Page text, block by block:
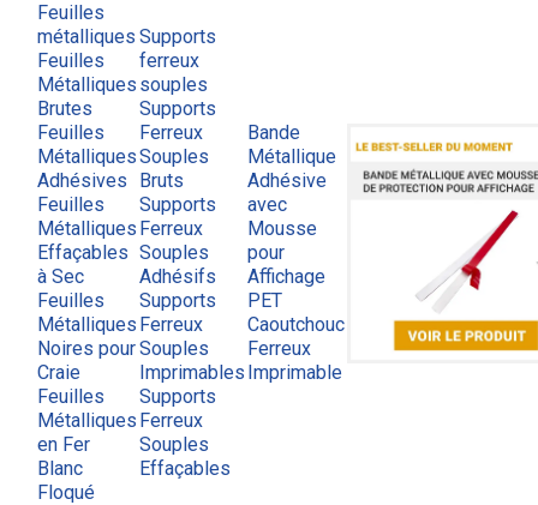
Feuilles
métalliques
Feuilles
Métalliques
Brutes
Feuilles
Métalliques
Adhésives
Feuilles
Métalliques
Effaçables
à Sec
Feuilles
Métalliques
Noires pour
Craie
Feuilles
Métalliques
en Fer
Blanc
Floqué
Supports
ferreux
souples
Supports
Ferreux
Souples
Bruts
Supports
Ferreux
Souples
Adhésifs
Supports
Ferreux
Souples
Imprimables
Supports
Ferreux
Souples
Effaçables
Bande
Métallique
Adhésive
avec
Mousse
pour
Affichage
PET
Caoutchouc
Ferreux
Imprimable